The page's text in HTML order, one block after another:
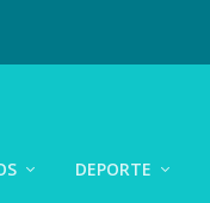
DEPORTE